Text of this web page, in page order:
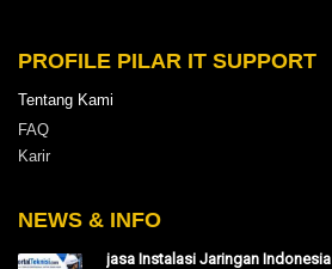
PROFILE PILAR IT SUPPORT
Tentang Kami
FAQ
Karir
NEWS & INFO
jasa Instalasi Jaringan Indonesia